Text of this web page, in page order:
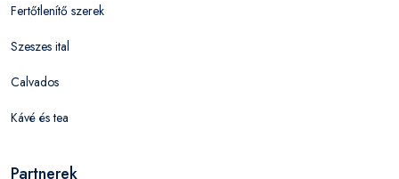
Fertőtlenítő szerek
Szeszes ital
Calvados
Kávé és tea
Partnerek